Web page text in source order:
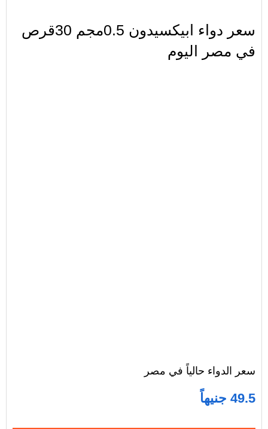
سعر دواء ابيكسيدون 0.5مجم 30قرص
في مصر اليوم
سعر الدواء حالياً في مصر
49.5 جنيهاً